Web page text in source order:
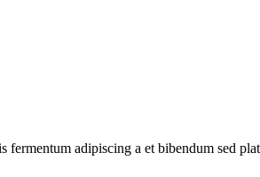
adipiscing a et bibendum sed